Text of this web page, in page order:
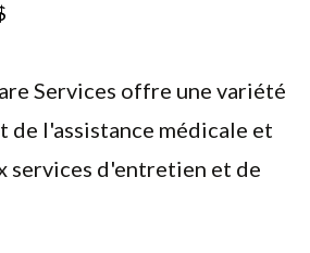
Services offre une variété
de l'assistance médicale et
services d'entretien et de